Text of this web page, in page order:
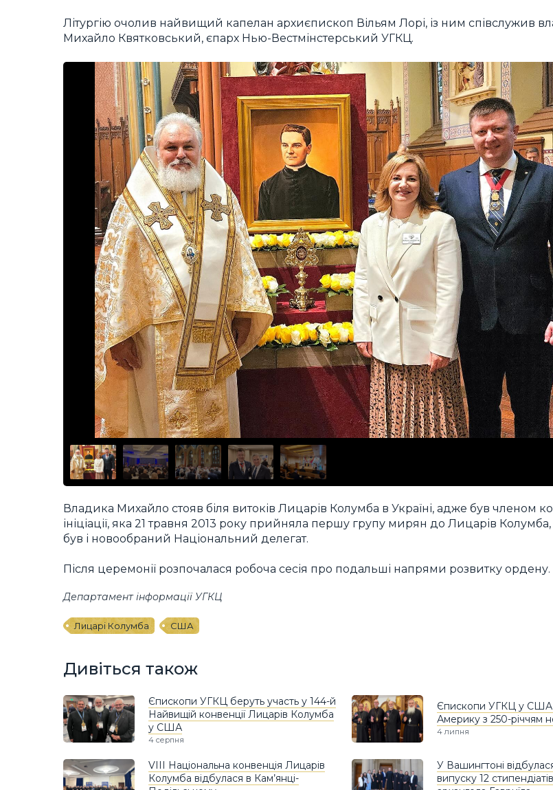
Літургію очолив найвищий капелан архиєпископ Вільям Лорі, із ним співслужив
Михайло Квятковський, єпарх Нью-Вестмінстерський УГКЦ.
Владика Михайло стояв біля витоків Лицарів Колумба в Україні, адже був членом
ініціації, яка 21 травня 2013 року прийняла першу групу мирян до Лицарів
був і новообраний Національний делегат.
Після церемонії розпочалася робоча сесія про подальші напрями розвитку ордену.
Департамент інформації УГКЦ
Лицарі Колумба США
Дивіться також
Єпископи УГКЦ беруть участь у 144-й
Найвищій конвенції Лицарів Колумба
у США
4 серпня
Єпископи УГКЦ у США
Америку з 250-річчям
4 липня
VIII Національна конвенція Лицарів
Колумба відбулася в Кам’янці-
У Вашингтоні
випуску 12